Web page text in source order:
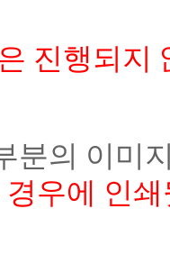
진행되지
분의 이미
경우에 인